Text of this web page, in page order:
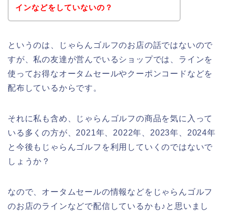
インなどをしていないの？
というのは、じゃらんゴルフのお店の話ではないので
すが、私の友達が営んでいるショップでは、ラインを
使ってお得なオータムセールやクーポンコードなどを
配布しているからです。
それに私も含め、じゃらんゴルフの商品を気に入って
いる多くの方が、2021年、2022年、2023年、2024年
と今後もじゃらんゴルフを利用していくのではないで
しょうか？
なので、オータムセールの情報などをじゃらんゴルフ
のお店のラインなどで配信しているかも♪と思いまし